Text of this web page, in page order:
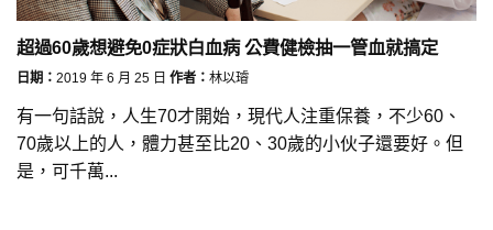
超過60歲想避免0症狀白血病 公費健檢抽一管血就搞定
日期： 2019 年 6 月 25 日 作者： 林以璿
有一句話說，人生70才開始，現代人注重保養，不少60、
70歲以上的人，體力甚至比20、30歲的小伙子還要好。但
是，可千萬...